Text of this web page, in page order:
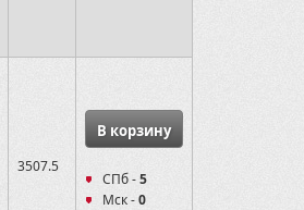
3507.5
В корзину
СПб -5
Мск -0